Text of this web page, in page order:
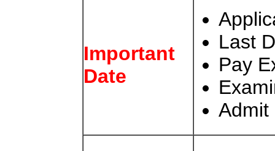
Important
Date
Last
Pay
Admit